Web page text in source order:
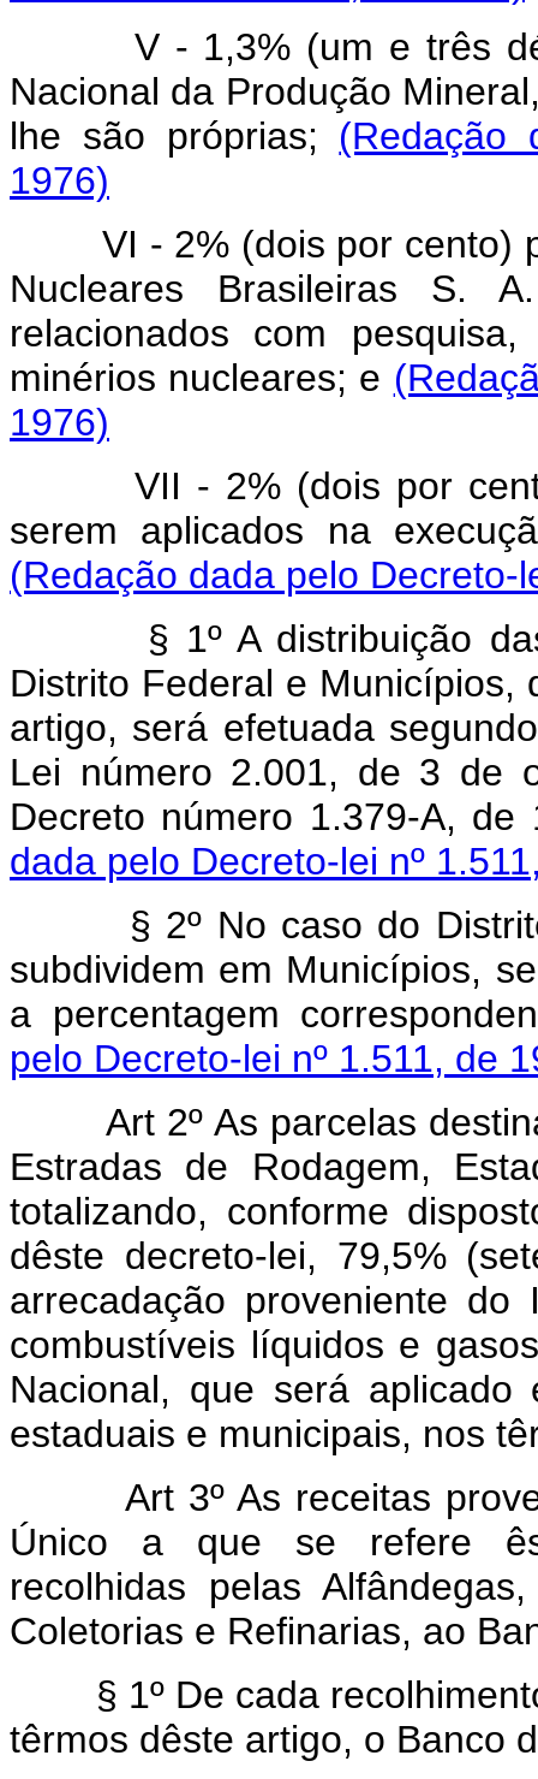
V - 1,3% (um e três
Nacional da Produção
lhe são próprias; (Redação
1976)
VI - 2% (dois por cento)
Nucleares Brasileiras S.
relacionados com
minérios nucleares; e
1976)
VII - 2% (dois por
serem aplicados na
(Redação dada pelo Decreto-
§ 1º A distribuição
Distrito Federal e
artigo, será efetuada
Lei número 2.001, de 3 de
Decreto número 1.379-A,
dada pelo Decreto-lei nº
§ 2º No caso do
subdividem em Municípios,
a percentagem
pelo Decreto-lei nº 1.511, de
Art 2º As parcelas
Estradas de Rodagem,
totalizando, conforme
dêste decreto-lei, 79,5%
arrecadação proveniente
combustíveis líquidos e
Nacional, que será aplicado
estaduais e municipais, nos
Art 3º As receitas
Único a que se refere
recolhidas pelas
Coletorias e Refinarias, ao
§ 1º De cada
têrmos dêste artigo, o Banco